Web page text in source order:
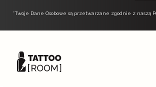
*Twoje Dane Osobowe są przetwarzane zgodnie z naszą